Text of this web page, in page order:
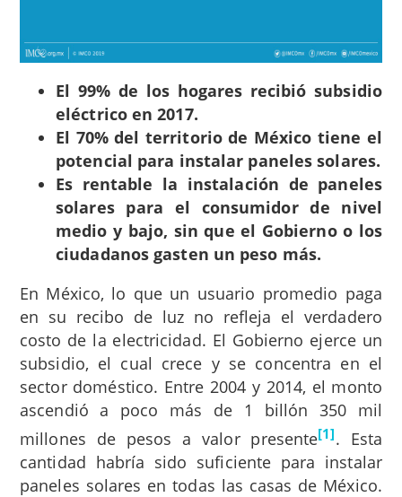
El 99% de los hogares recibió subsidio
eléctrico en 2017.
El 70% del territorio de México tiene el
potencial para instalar paneles solares.
Es rentable la instalación de paneles
solares para el consumidor de nivel
medio y bajo, sin que el Gobierno o los
ciudadanos gasten un peso más.
En México, lo que un usuario promedio paga
en su recibo de luz no refleja el verdadero
costo de la electricidad. El Gobierno ejerce un
subsidio, el cual crece y se concentra en el
sector doméstico. Entre 2004 y 2014, el monto
ascendió a poco más de 1 billón 350 mil
millones de pesos a valor presente[1]. Esta
cantidad habría sido suficiente para instalar
paneles solares en todas las casas de México.